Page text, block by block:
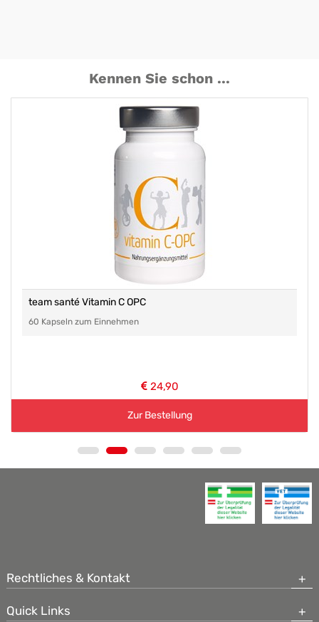
Kennen Sie schon ...
team santé Vitamin C OPC
60 Kapseln zum Einnehmen
24,90
Zur Bestellung
Rechtliches & Kontakt
Quick Links